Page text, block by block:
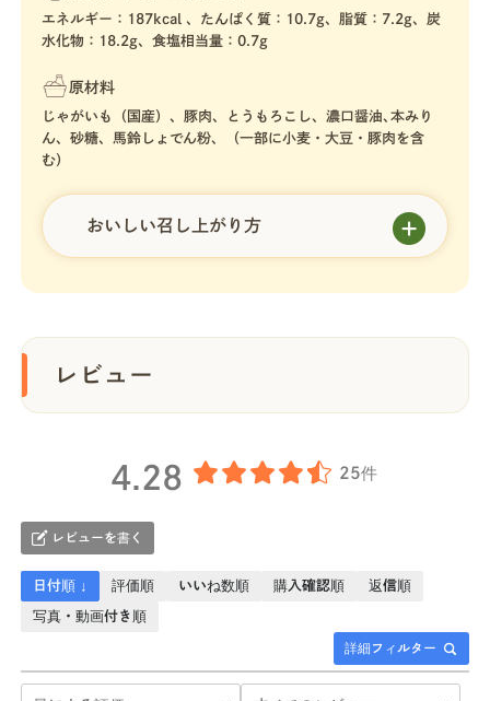
エネルギー：187kcal 、たんぱく質：10.7g、脂質：7.2g、炭
水化物：18.2g、食塩相当量：0.7g
原材料
じゃがいも（国産）、豚肉、とうもろこし、濃口醤油､本みり
ん、砂糖、馬鈴しょでん粉、（一部に小麦・大豆・豚肉を含
む）
おいしい召し上がり方
レビュー
4.28 25件
レビューを書く
詳細フィルター
日付順 ↓ 評価順 いいね数順 購入確認順 返信順
写真・動画付き順